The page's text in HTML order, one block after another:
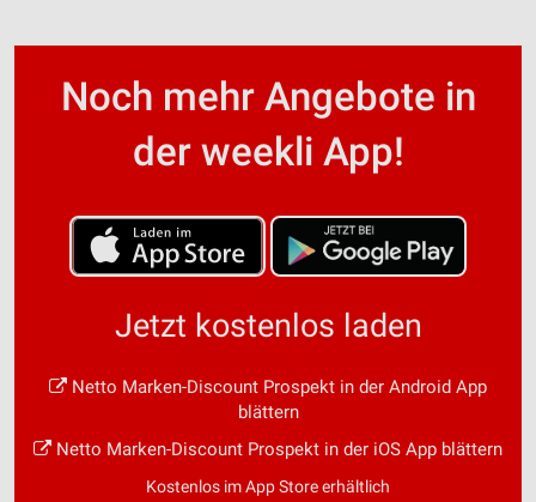
Noch mehr Angebote in
der weekli App!
Jetzt kostenlos laden
Netto Marken-Discount Prospekt in der Android App
blättern
Netto Marken-Discount Prospekt in der iOS App blättern
Kostenlos im App Store erhältlich